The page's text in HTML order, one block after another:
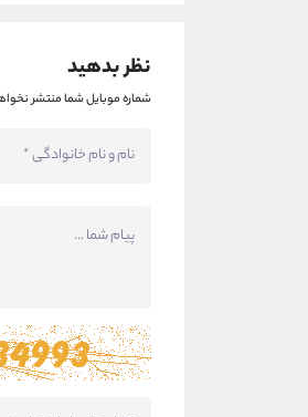
نظر بدهید
شماره موبایل شما منتشر